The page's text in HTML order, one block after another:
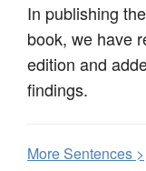
In publishing
book, we have
edition and
findings.
MoreSentences >